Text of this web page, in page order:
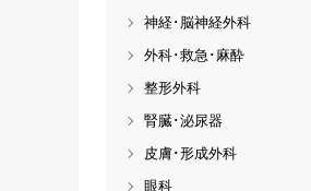
神経･脳神経外科
外科･救急･麻酔
整形外科
腎臓･泌尿器
皮膚･形成外科
眼科